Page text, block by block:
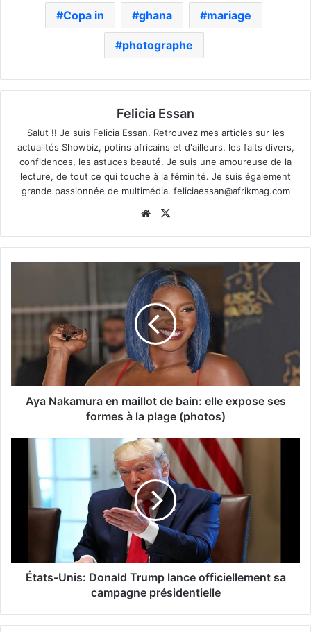
Copa in ghana mariage
photographe
Felicia Essan
Salut !! Je suis Felicia Essan. Retrouvez mes articles sur les
actualités Showbiz, potins africains et d'ailleurs, les faits divers,
confidences, les astuces beauté. Je suis une amoureuse de la
lecture, de tout ce qui touche à la féminité. Je suis également
grande passionnée de multimédia. feliciaessan@afrikmag.com
Website
Aya Nakamura en maillot de bain: elle expose ses
formes à la plage (photos)
États-Unis: Donald Trump lance officiellement sa
campagne présidentielle